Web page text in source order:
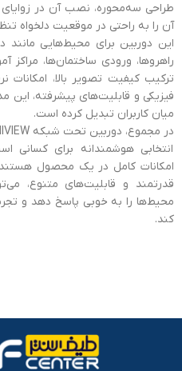
طراحی سه‌محوره، نصب آن در
آن را به راحتی در موقعیت دلخواه
این دوربین برای محیط‌هایی مانند
راهروها، ورودی ساختمان‌ها،
ترکیب کیفیت تصویر بالا، امکانات
فیزیکی و قابلیت‌های پیشرفته، این
میان کاربران تبدیل کرده است.
انتخابی هوشمندانه برای
امکانات کامل در یک محصول هستند.
قدرتمند و قابلیت‌های متنوع،
محیط‌ها را به خوبی پاسخ دهد و
کند.